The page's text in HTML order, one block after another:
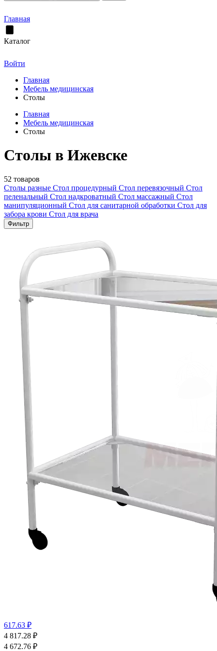
Главная
Каталог
Войти
Главная
Мебель медицинская
Столы
Главная
Мебель медицинская
Столы
Столы в Ижевске
52 товаров
Столы разные Стол процедурный Стол перевязочный Стол
пеленальный Стол надкроватный Стол массажный Стол
манипуляционный Стол для санитарной обработки Стол для
забора крови Стол для врача
Фильтр
617.63 ₽
4 817.28 ₽
4 672.76 ₽